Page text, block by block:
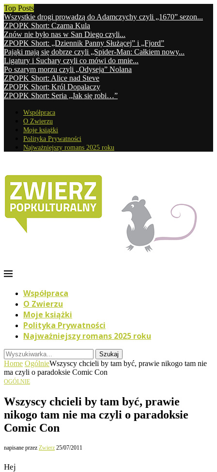
Top Posts
Wszystkie drogi prowadzą do Adamczychy czyli „1670” sezon...
ZPOPK Short: Czarna Kula
Znów nie było nas w San Diego czyli...
ZPOPK Short: „Dziennik Panny Służącej” i „Fjord”
Pająki mają się dobrze czyli „Spider-Man: Całkiem nowy...
Ligatury i Suchary czyli co mówi do mnie...
Po szarym morzu czyli „Odyseja” Nolana
ZPOPK Short: Alice nad Steve
ZPOPK Short: Król Dopalaczy
ZPOPK Short: Seria „Jak się robi…”
Współpraca
O Zwierzu
Moje książki
Polityka Prywatności
Najważniejszy romans 2025 roku
Współpraca
O Zwierzu
Moje książki
Polityka Prywatności
Najważniejszy romans 2025 roku
Szukaj
Home OgólnieWszyscy chcieli by tam być, prawie nikogo tam nie
ma czyli o paradoksie Comic Con
OGÓLNIE
Wszyscy chcieli by tam być, prawie
nikogo tam nie ma czyli o paradoksie
Comic Con
napisane przez Zwierz 25/07/2011
Hej